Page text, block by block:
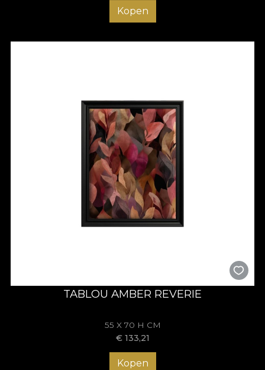
Kopen
TABLOU AMBER REVERIE
55 X 70 H CM
€ 133,21
Kopen